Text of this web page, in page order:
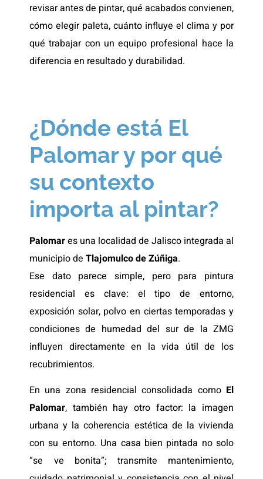
revisar antes de pintar, qué acabados convienen,
cómo elegir paleta, cuánto influye el clima y por
qué trabajar con un equipo profesional hace la
diferencia en resultado y durabilidad.
¿Dónde está El
Palomar y por qué
su contexto
importa al pintar?
Palomares una localidad de Jalisco integrada al
municipio de Tlajomulco de Zúñiga.
Ese dato parece simple, pero para pintura
residencial es clave: el tipo de entorno,
exposición solar, polvo en ciertas temporadas y
condiciones de humedad del sur de la ZMG
influyen directamente en la vida útil de los
recubrimientos.
En una zona residencial consolidada como El
Palomar, también hay otro factor: la imagen
urbana y la coherencia estética de la vivienda
con su entorno. Una casa bien pintada no solo
“se ve bonita”; transmite mantenimiento,